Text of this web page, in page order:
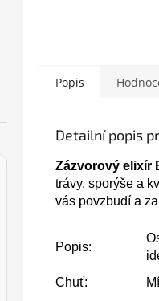
Popis
Detailní popis
Zázvorový elixír
trávy, sporýše a
vás povzbudí a
Popis:
Chuť: